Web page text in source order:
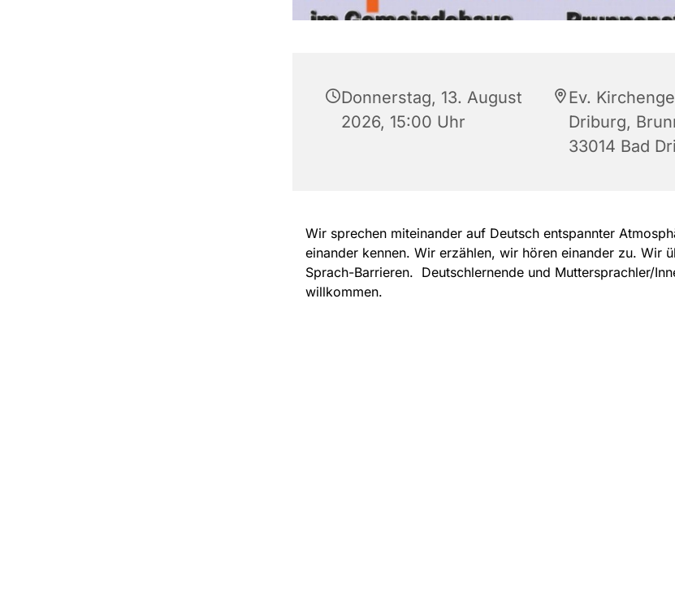
Donnerstag, 13. August
2026, 15:00 Uhr
Ev.
Driburg,
33014 Bad
Wir sprechen miteinander auf Deutsch entspannter
einander kennen. Wir erzählen, wir hören einander zu. Wir
Sprach-Barrieren. Deutschlernende und Muttersprachler/
willkommen.